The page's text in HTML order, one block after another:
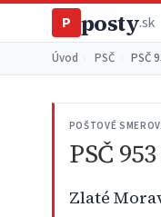
P posty.sk
Úvod PSČ PSČ
POŠTOVÉ
PSČ
Zlaté